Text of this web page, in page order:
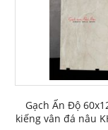
Gạch Ấn Độ
kiếng vân đá nâu